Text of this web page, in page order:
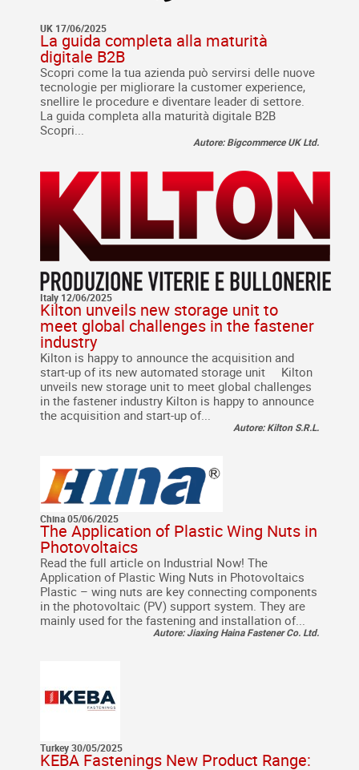
UK 17/06/2025
La guida completa alla maturità
digitale B2B
Scopri come la tua azienda può servirsi delle nuove
tecnologie per migliorare la customer experience,
snellire le procedure e diventare leader di settore.
La guida completa alla maturità digitale B2B
Scopri...
Autore: Bigcommerce UK Ltd.
Italy 12/06/2025
Kilton unveils new storage unit to
meet global challenges in the fastener
industry
Kilton is happy to announce the acquisition and
start-up of its new automated storage unit Kilton
unveils new storage unit to meet global challenges
in the fastener industry Kilton is happy to announce
the acquisition and start-up of...
Autore: Kilton S.R.L.
China 05/06/2025
The Application of Plastic Wing Nuts in
Photovoltaics
Read the full article on Industrial Now! The
Application of Plastic Wing Nuts in Photovoltaics
Plastic – wing nuts are key connecting components
in the photovoltaic (PV) support system. They are
mainly used for the fastening and installation of...
Autore: Jiaxing Haina Fastener Co. Ltd.
Turkey 30/05/2025
KEBA Fastenings New Product Range: